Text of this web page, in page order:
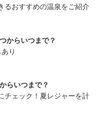
るおすすめの温泉をご紹介
からいつまで？
り
らいつまで？
チェック！夏レジャーを計